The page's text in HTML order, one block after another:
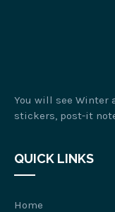
You will see Winter
stickers, post-it
QUICK LINKS
Home